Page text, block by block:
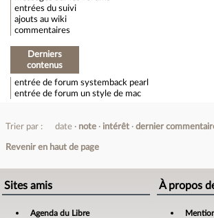
entrées du suivi
ajouts au wiki
commentaires
Derniers
contenus
entrée de forum systemback pearl
entrée de forum un style de mac
Trier par : date note intérêt dernier
Revenir en haut de page
Sites amis
Agenda du Libre
À propos